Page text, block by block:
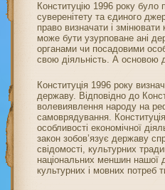
Конституцію 1996 року було
суверенітету та єдиного
право визначати і змінювати
може бути узурповане ані
органами чи посадовими
свою діяльність. А основою
Конституція 1996 року
державу. Відповідно до
волевиявлення народу на
самоврядування.
особливості економічної
закон зобов’язує державу
свідомості, культурних
національних меншин нашої
культурних і мовних потреб